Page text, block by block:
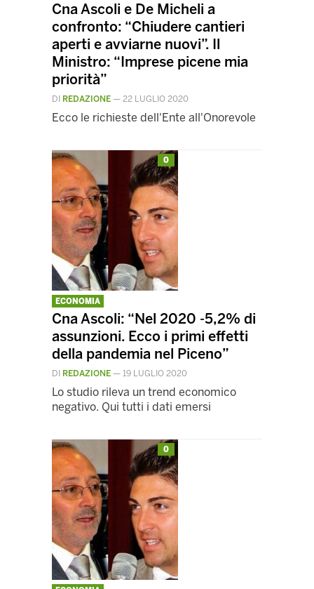
Cna Ascoli e De Micheli a
confronto: “Chiudere cantieri
aperti e avviarne nuovi”. Il
Ministro: “Imprese picene mia
priorità”
DI REDAZIONE — 22 LUGLIO 2020
Ecco le richieste dell'Ente all'Onorevole
0
ECONOMIA
Cna Ascoli: “Nel 2020 -5,2% di
assunzioni. Ecco i primi effetti
della pandemia nel Piceno”
DI REDAZIONE — 19 LUGLIO 2020
Lo studio rileva un trend economico
negativo. Qui tutti i dati emersi
0